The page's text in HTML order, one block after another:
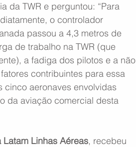
da TWR e perguntou: “Para
o controlador
passou a 4,3 metros de
de trabalho na TWR (que
a fadiga dos pilotos e a não
contribuintes para essa
aeronaves envolvidas
da aviação comercial desta
Linhas Aéreas, recebeu